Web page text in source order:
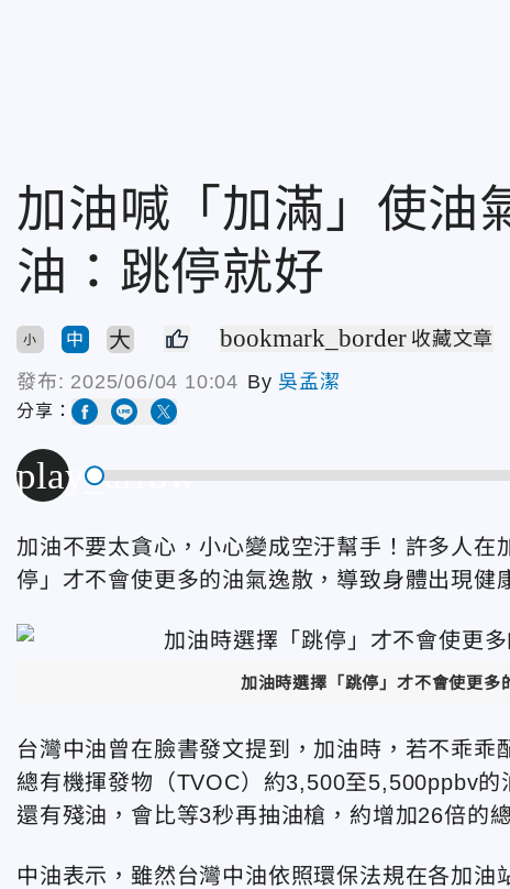
加油喊「加滿」使
油：跳停就好
小 中 大 bookmark_border 收藏文章
發布: 2025/06/04 10:04 By 吳孟潔
分享：
play_arrow
加油不要太貪心，小心變成空汙幫手！許多人
停」才不會使更多的油氣逸散，導致身體出現健
加油時選擇「跳停」才不會使更多
台灣中油曾在臉書發文提到，加油時，若不乖
總有機揮發物（TVOC）約3,500至5,500ppbv
還有殘油，會比等3秒再抽油槍，約增加26倍的
中油表示，雖然台灣中油依照環保法規在各加